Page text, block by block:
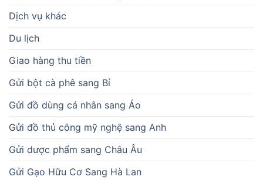
Dịch vụ khác
Du lịch
Giao hàng thu tiền
Gửi bột cà phê sang Bỉ
Gửi đồ dùng cá nhân sang Áo
Gửi đồ thủ công mỹ nghệ sang Anh
Gửi dược phẩm sang Châu Âu
Gửi Gạo Hữu Cơ Sang Hà Lan